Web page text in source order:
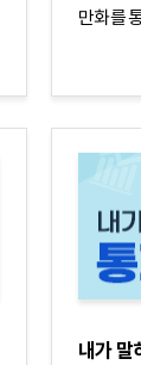
만화를
내가 말